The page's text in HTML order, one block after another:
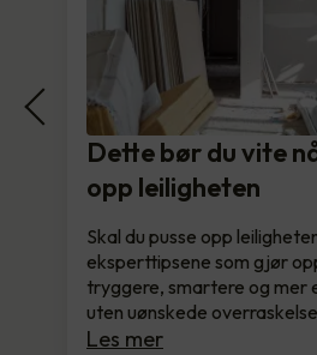
Dette bør du vite
opp leiligheten
Skal du pusse opp
eksperttipsene som gjør
tryggere, smartere og mer
uten uønskede
Les mer